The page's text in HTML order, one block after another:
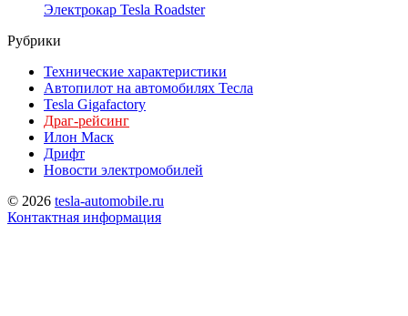
Электрокар Tesla Roadster
Рубрики
Технические характеристики
Автопилот на автомобилях Тесла
Tesla Gigafactory
Драг-рейсинг
Илон Маск
Дрифт
Новости электромобилей
© 2026 tesla-automobile.ru
Контактная информация